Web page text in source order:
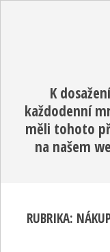
K
každodenní
měli tohoto
na našem
RUBRIKA: